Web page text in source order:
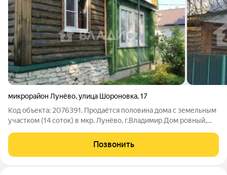
микрорайон Лунёво,улица Шороновка,17
Код объекта: 2076391. Продаётся половина дома с земельным
участком (14 соток) в мкр. Лунёво, г.Владимир Дом ровный,
Кровля - металлический профлист. Для круглогодичного
проживания! Все
Позвонить